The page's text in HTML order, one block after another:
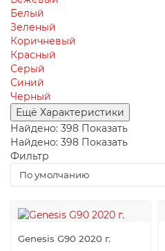
Белый
Зеленый
Коричневый
Красный
Серый
Синий
Черный
Ещё Характеристики
Найдено: 398 Показать
Найдено: 398 Показать
Фильтр
Genesis G90 2020 г.